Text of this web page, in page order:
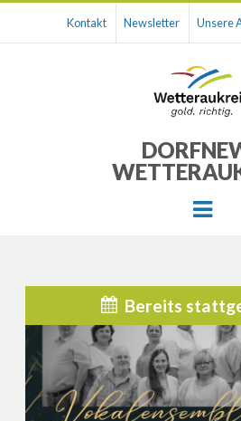
Kontakt Newsletter Unsere
Menu
Bereits